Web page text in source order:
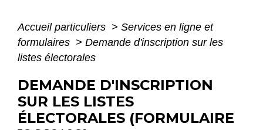
Accueil particuliers > Services en ligne et
formulaires > Demande d'inscription sur les
listes électorales
DEMANDE D'INSCRIPTION
SUR LES LISTES
ÉLECTORALES (FORMULAIRE